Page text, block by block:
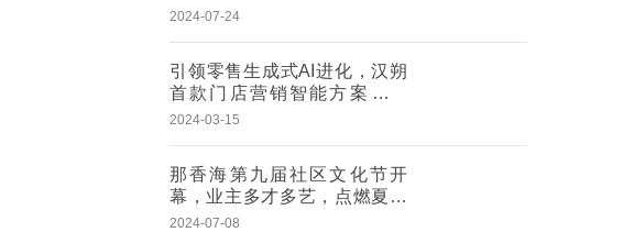
融服务
2024-07-24
引领零售生成式AI进化，汉朔
首款门店营销智能方案亮相
CHINASHOP
2024-03-15
那香海第九届社区文化节开
幕，业主多才多艺，点燃夏日
度假时光
2024-07-08